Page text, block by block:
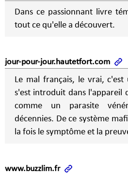
Dans ce passionnant livre
tout ce qu'elle a découvert.
jour-pour-jour.hautetfort.com
Le mal français, le vrai,
s'est introduit dans l'appareil
comme un parasite
décennies. De ce système
la fois le symptôme et la
www.buzzlim.fr